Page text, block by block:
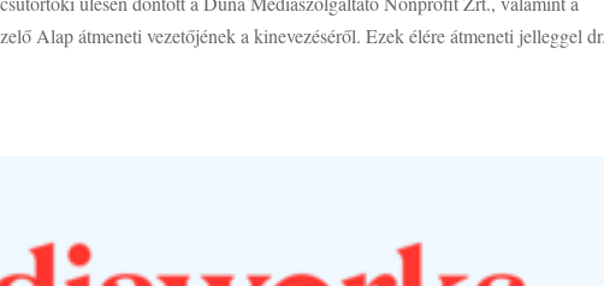
Alap átmeneti vezetőjének a kinevezéséről. Ezek élére átmeneti jelleggel